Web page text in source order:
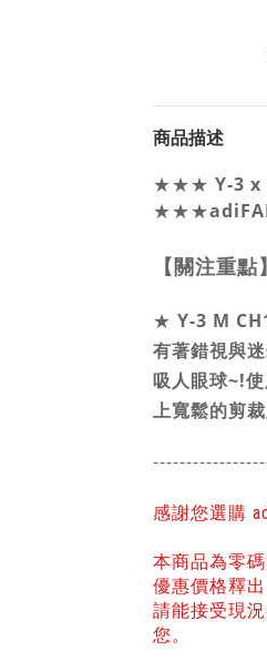
商品描述
★★★ Y-3 x
★★★
【關注重點
★ Y-3 M
有著錯視與
吸人眼球~!
上寬鬆的剪
感謝您選購
本商品為零
優惠價格釋
請能接受現
您。